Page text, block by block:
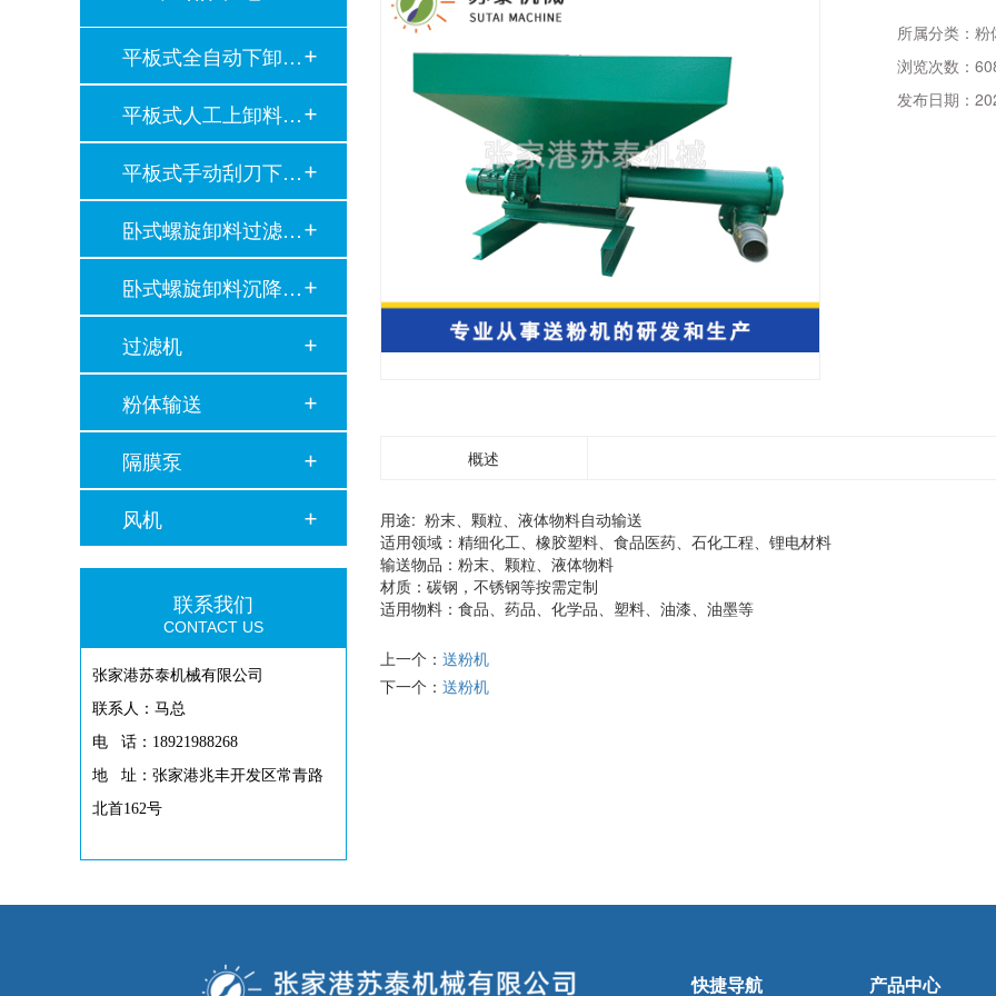
平板式全自动下卸料…
平板式人工上卸料离…
平板式手动刮刀下卸…
卧式螺旋卸料过滤离…
卧式螺旋卸料沉降离…
过滤机
粉体输送
隔膜泵
风机
联系我们
CONTACT US
张家港苏泰机械有限公司
联系人：马总
电 话：18921988268
地 址：张家港兆丰开发区常青路
北首162号
所属分类： 粉
浏览次数：
发布日期：
概述
用途: 粉末、颗粒、液体物料自动输送
适用领域：精细化工、橡胶塑料、食品医药、石化工程、锂电材料
输送物品：粉末、颗粒、液体物料
材质：碳钢，不锈钢等按需定制
适用物料：食品、药品、化学品、塑料、油漆、油墨等
上一个： 送粉机
下一个： 送粉机
快捷导航 产品中心